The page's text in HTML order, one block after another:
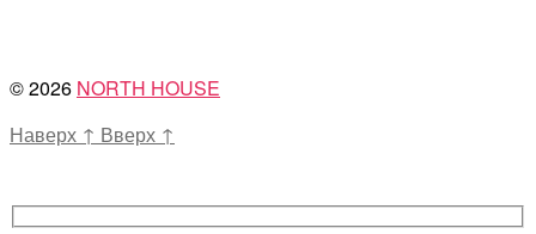
© 2026 NORTH HOUSE
Наверх ↑ Вверх ↑